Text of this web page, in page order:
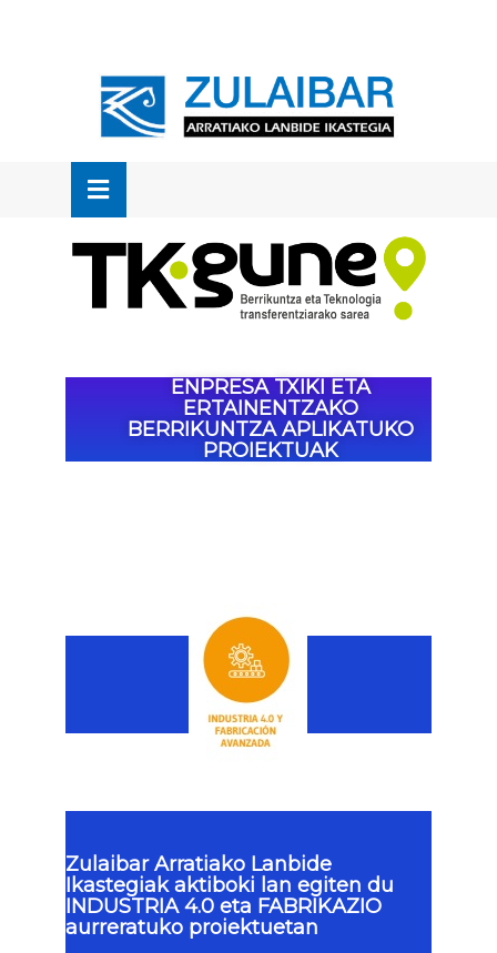
ENPRESA TXIKI ETA
ERTAINENTZAKO
BERRIKUNTZA APLIKATUKO
PROIEKTUAK
Zulaibar Arratiako Lanbide
Ikastegiak aktiboki lan egiten du
INDUSTRIA 4.0 eta FABRIKAZIO
aurreratuko proiektuetan